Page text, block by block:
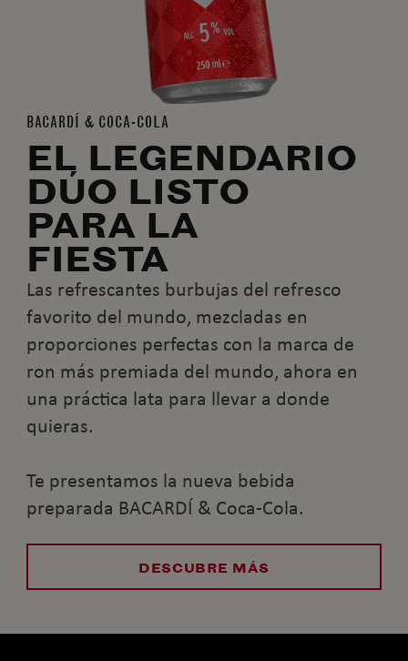
BACARDÍ & COCA-COLA
EL LEGENDARIO
DÚO LISTO
PARA LA
FIESTA
Las refrescantes burbujas del refresco
favorito del mundo, mezcladas en
proporciones perfectas con la marca de
ron más premiada del mundo, ahora en
una práctica lata para llevar a donde
quieras.
Te presentamos la nueva bebida
preparada BACARDÍ & Coca-Cola.
DESCUBRE MÁS